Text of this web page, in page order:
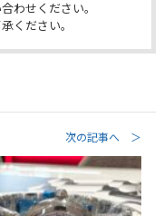
わせください。
ください。
次の記事へ ＞